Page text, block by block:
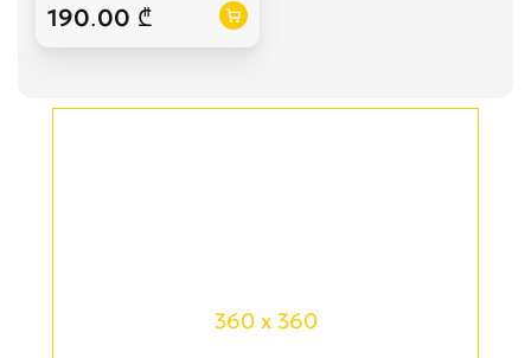
190.00 ₾
360 x 360